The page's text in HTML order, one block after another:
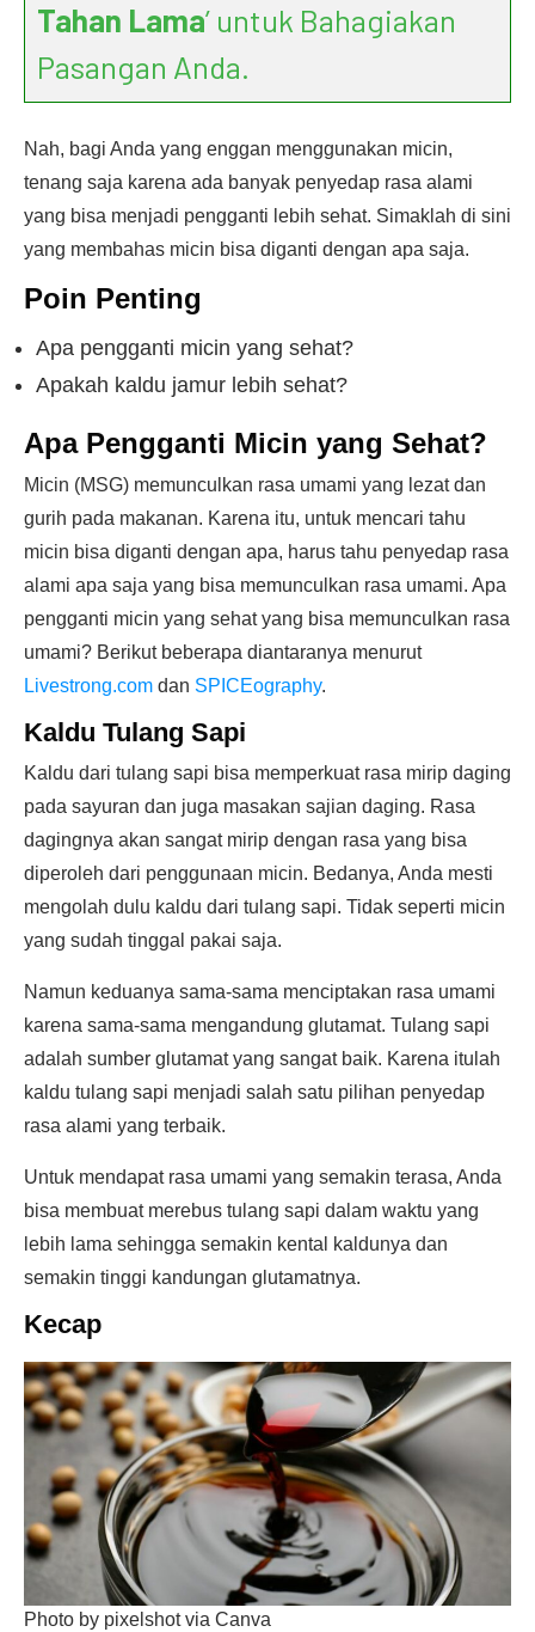
Tahan Lama’ untuk Bahagiakan
Pasangan Anda.
Nah, bagi Anda yang enggan menggunakan micin,
tenang saja karena ada banyak penyedap rasa alami
yang bisa menjadi pengganti lebih sehat. Simaklah di sini
yang membahas micin bisa diganti dengan apa saja.
Poin Penting
Apa pengganti micin yang sehat?
Apakah kaldu jamur lebih sehat?
Apa Pengganti Micin yang Sehat?
Micin (MSG) memunculkan rasa umami yang lezat dan
gurih pada makanan. Karena itu, untuk mencari tahu
micin bisa diganti dengan apa, harus tahu penyedap rasa
alami apa saja yang bisa memunculkan rasa umami. Apa
pengganti micin yang sehat yang bisa memunculkan rasa
umami? Berikut beberapa diantaranya menurut
Livestrong.com dan SPICEography.
Kaldu Tulang Sapi
Kaldu dari tulang sapi bisa memperkuat rasa mirip daging
pada sayuran dan juga masakan sajian daging. Rasa
dagingnya akan sangat mirip dengan rasa yang bisa
diperoleh dari penggunaan micin. Bedanya, Anda mesti
mengolah dulu kaldu dari tulang sapi. Tidak seperti micin
yang sudah tinggal pakai saja.
Namun keduanya sama-sama menciptakan rasa umami
karena sama-sama mengandung glutamat. Tulang sapi
adalah sumber glutamat yang sangat baik. Karena itulah
kaldu tulang sapi menjadi salah satu pilihan penyedap
rasa alami yang terbaik.
Untuk mendapat rasa umami yang semakin terasa, Anda
bisa membuat merebus tulang sapi dalam waktu yang
lebih lama sehingga semakin kental kaldunya dan
semakin tinggi kandungan glutamatnya.
Kecap
Photo by pixelshot via Canva